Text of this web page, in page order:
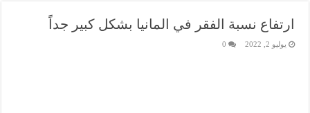
ارتفاع نسبة الفقر في المانيا بشكل كبير جداً
يوليو 2, 2022 0